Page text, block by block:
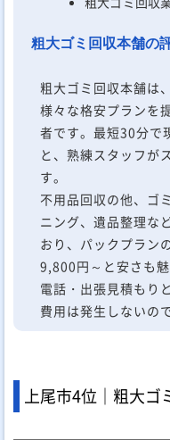
粗大ゴミ回収本舗の
粗大ゴミ回収本舗は
様々な格安プランを
者です。最短30分で
と、熟練スタッフが
す。
不用品回収の他、ゴ
ニング、遺品整理な
おり、パックプラン
9,800円～と安さも魅
電話・出張見積もり
費用は発生しないの
上尾市4位｜粗大ゴ